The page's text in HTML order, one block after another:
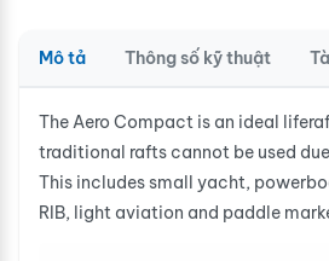
Mô tả Thông số kỹ thuật
The Aero Compact is an ideal
traditional rafts cannot be used
This includes small yacht,
RIB, light aviation and paddle